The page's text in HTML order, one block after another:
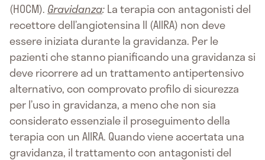
(HOCM). Gravidanza:La terapia con antagonisti del
recettore dell’angiotensina II (AIIRA) non deve
essere iniziata durante la gravidanza. Per le
pazienti che stanno pianificando una gravidanza si
deve ricorrere ad un trattamento antipertensivo
alternativo, con comprovato profilo di sicurezza
per l’uso in gravidanza, a meno che non sia
considerato essenziale il proseguimento della
terapia con un AIIRA. Quando viene accertata una
gravidanza, il trattamento con antagonisti del